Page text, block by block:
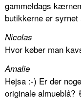
gammeldags
butikkerne er
Nicolas
Hvor køber man
Amalie
Hejsa :-) Er der
originale almueblå?